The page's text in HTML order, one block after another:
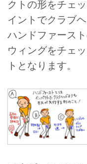
クトの形をチェ
イントでクラブ
ハンドファース
ウィングをチェ
トとなります。